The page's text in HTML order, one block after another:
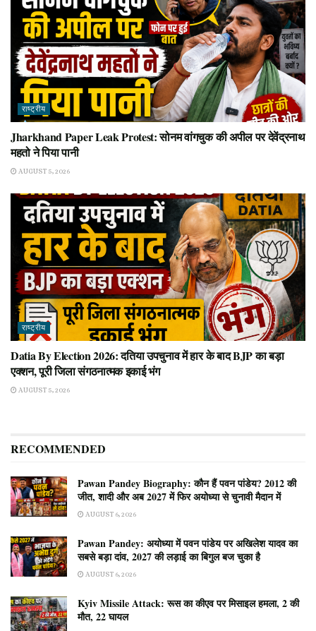
राष्ट्रीय
Jharkhand Paper Leak Protest: सोनम वांगचुक की अपील पर देवेंद्रनाथ
महतो ने पिया पानी
AUGUST 5, 2026
राष्ट्रीय
Datia By Election 2026: दतिया उपचुनाव में हार के बाद BJP का बड़ा
एक्शन, पूरी जिला संगठनात्मक इकाई भंग
AUGUST 5, 2026
RECOMMENDED
Pawan Pandey Biography: कौन हैं पवन पांडेय? 2012 की
जीत, शादी और अब 2027 में फिर अयोध्या से चुनावी मैदान में
AUGUST 6, 2026
Pawan Pandey: अयोध्या में पवन पांडेय पर अखिलेश यादव का
सबसे बड़ा दांव, 2027 की लड़ाई का बिगुल बज चुका है
AUGUST 6, 2026
Kyiv Missile Attack: रूस का कीएव पर मिसाइल हमला, 2 की
मौत, 22 घायल